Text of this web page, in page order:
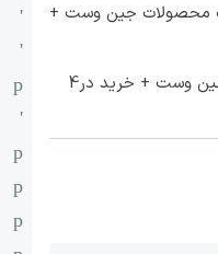
محصولات جین وست +
70% تخفیف ویژه جین وست + خرید در4